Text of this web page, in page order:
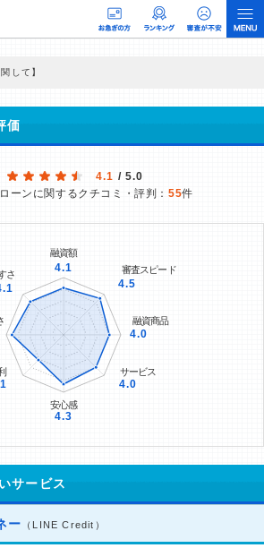
して】
はなく、当編集部の調査／ユーザーへの口コミ収集な
情報提供を行っています。
価
4.1 / 5.0
ーンに関するクチコミ・評判： 55件
サービス
ー （LINE Credit）